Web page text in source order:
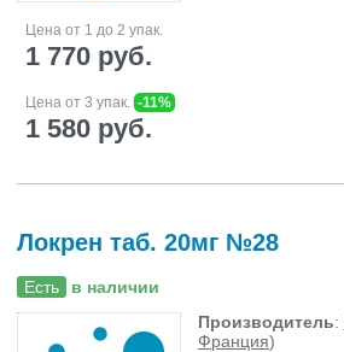
Цена от 1 до 2 упак.
1 770 руб.
Цена от 3 упак. -11%
1 580 руб.
Локрен таб. 20мг №28
Есть в наличии
Производитель:
Франция)